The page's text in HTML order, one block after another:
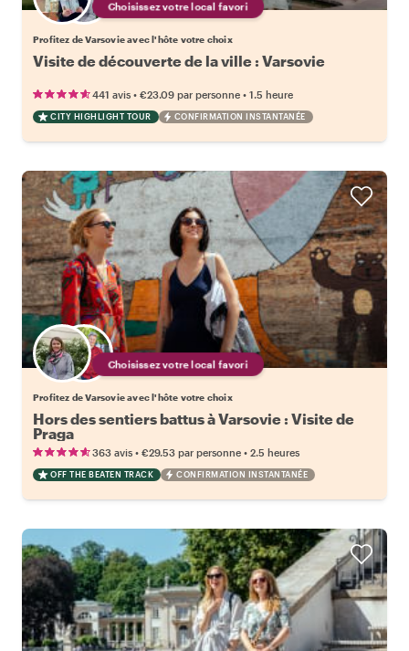
Choisissez votre local favori
Profitez de Varsovie avec l'hôte votre choix
Visite de découverte de la ville : Varsovie
441 avis • €23.09 par personne • 1.5 heure
CITY HIGHLIGHT TOUR CONFIRMATION INSTANTANÉE
Choisissez votre local favori
Profitez de Varsovie avec l'hôte votre choix
Hors des sentiers battus à Varsovie : Visite de
Praga
363 avis • €29.53 par personne • 2.5 heures
OFF THE BEATEN TRACK CONFIRMATION INSTANTANÉE